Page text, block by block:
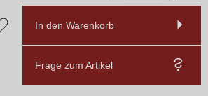
In den Warenkorb
Frage zum Artikel